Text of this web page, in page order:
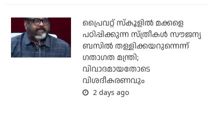
പ്രൈവറ്റ് സ്‌കൂളില്‍ മക്കളെ
പഠിപ്പിക്കുന്ന സ്ത്രീകള്‍ സൗജന്യ
ബസില്‍ തള്ളിക്കയറുന്നെന്ന്
ഗതാഗത മന്ത്രി;
വിവാദമായതോടെ
വിശദീകരണവും
2 days ago